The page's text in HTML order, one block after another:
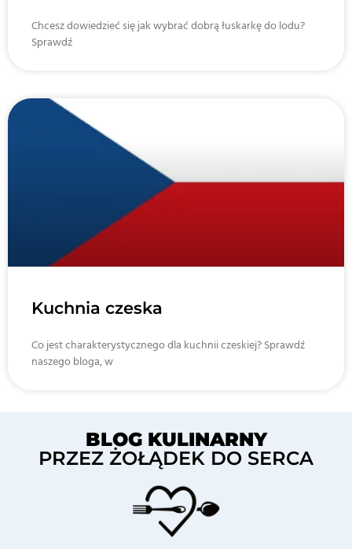
Chcesz dowiedzieć się jak wybrać dobrą łuskarkę do lodu?
Sprawdź
Kuchnia czeska
Co jest charakterystycznego dla kuchnii czeskiej? Sprawdź
naszego bloga, w
BLOG KULINARNY
PRZEZ ŻOŁĄDEK DO SERCA